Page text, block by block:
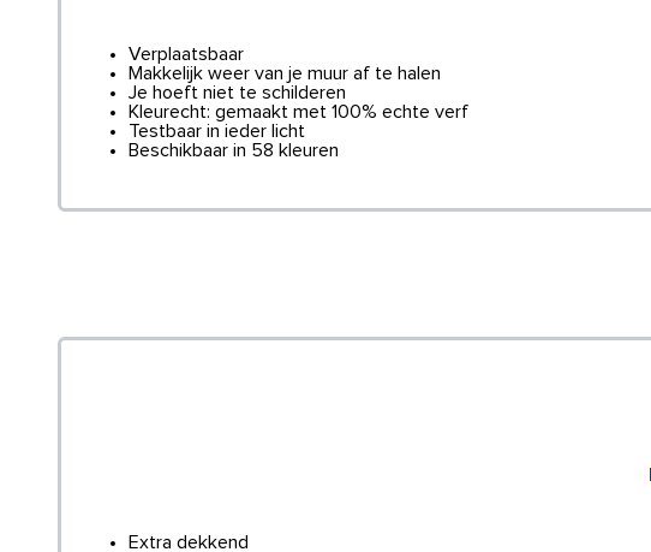
Verplaatsbaar
Makkelijk weer van je muur af te halen
Je hoeft niet te schilderen
Kleurecht: gemaakt met 100% echte verf
Testbaar in ieder licht
Beschikbaar in 58 kleuren
Extra dekkend